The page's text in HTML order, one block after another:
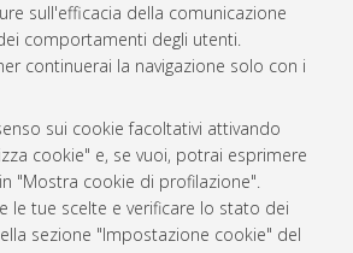
sull'efficacia della comunicazione
comportamenti degli utenti.
continuerai la navigazione solo con i
sui cookie facoltativi attivando
cookie" e, se vuoi, potrai esprimere
"Mostra cookie di profilazione".
le tue scelte e verificare lo stato dei
sezione "Impostazione cookie" del
del documento: